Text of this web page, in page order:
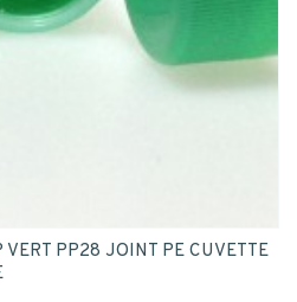
PP28 JOINT PE CUVETTE